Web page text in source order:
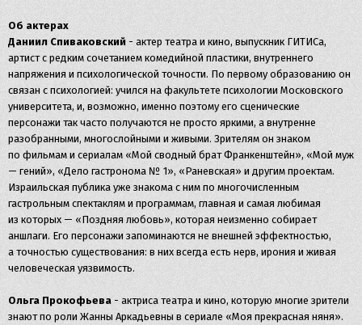
Об актерах
Даниил Спиваковский - актер театра и кино, выпускник ГИТИСа,
артист с редким сочетанием комедийной пластики, внутреннего
напряжения и психологической точности. По первому образованию он
связан с психологией: учился на факультете психологии Московского
университета, и, возможно, именно поэтому его сценические
персонажи так часто получаются не просто яркими, а внутренне
разобранными, многослойными и живыми. Зрителям он знаком
по фильмам и сериалам «Мой сводный брат Франкенштейн», «Мой муж
— гений», «Дело гастронома № 1», «Раневская» и другим проектам.
Израильская публика уже знакома с ним по многочисленным
гастрольным спектаклям и программам, главная и самая любимая
из которых — «Поздняя любовь», которая неизменно собирает
аншлаги. Его персонажи запоминаются не внешней эффектностью,
а точностью существования: в них всегда есть нерв, ирония и живая
человеческая уязвимость.
Ольга Прокофьева - актриса театра и кино, которую многие зрители
знают по роли Жанны Аркадьевны в сериале «Моя прекрасная няня».